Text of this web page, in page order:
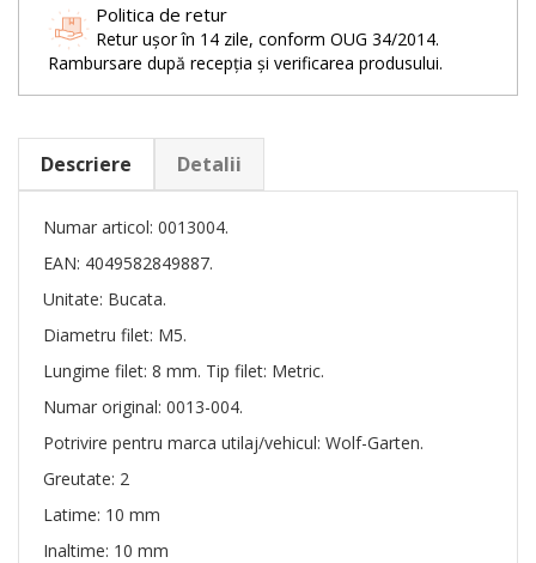
Politica de retur
Retur ușor în 14 zile, conform OUG 34/2014.
Rambursare după recepția și verificarea produsului.
Descriere Detalii
Numar articol: 0013004.
EAN: 4049582849887.
Unitate: Bucata.
Diametru filet: M5.
Lungime filet: 8 mm. Tip filet: Metric.
Numar original: 0013-004.
Potrivire pentru marca utilaj/vehicul: Wolf-Garten.
Greutate: 2
Latime: 10 mm
Inaltime: 10 mm